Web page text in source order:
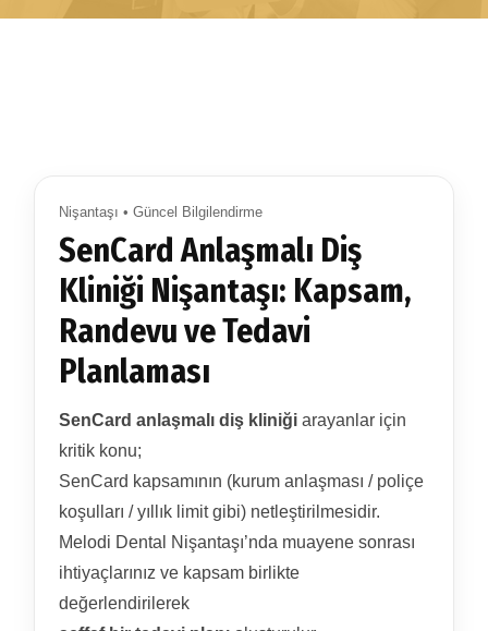
Nişantaşı • Güncel Bilgilendirme
SenCard Anlaşmalı Diş
Kliniği Nişantaşı: Kapsam,
Randevu ve Tedavi
Planlaması
SenCard anlaşmalı diş kliniği arayanlar için
kritik konu;
SenCard kapsamının (kurum anlaşması / poliçe
koşulları / yıllık limit gibi) netleştirilmesidir.
Melodi Dental Nişantaşı’nda muayene sonrası
ihtiyaçlarınız ve kapsam birlikte
değerlendirilerek